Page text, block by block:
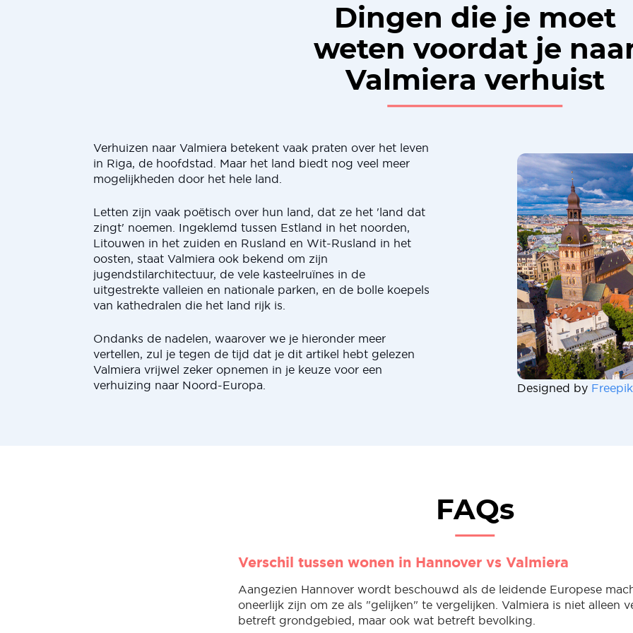
Dingen die je moet
weten voordat je
Valmiera verhuist
Verhuizen naar Valmiera betekent vaak praten over het leven
in Riga, de hoofdstad. Maar het land biedt nog veel meer
mogelijkheden door het hele land.
Letten zijn vaak poëtisch over hun land, dat ze het 'land dat
zingt' noemen. Ingeklemd tussen Estland in het noorden,
Litouwen in het zuiden en Rusland en Wit-Rusland in het
oosten, staat Valmiera ook bekend om zijn
jugendstilarchitectuur, de vele kasteelruïnes in de
uitgestrekte valleien en nationale parken, en de bolle koepels
van kathedralen die het land rijk is.
Ondanks de nadelen, waarover we je hieronder meer
vertellen, zul je tegen de tijd dat je dit artikel hebt gelezen
Valmiera vrijwel zeker opnemen in je keuze voor een
verhuizing naar Noord-Europa.
Designed by
FAQs
Verschil tussen wonen in Hannover vs Valmiera
Aangezien Hannover wordt beschouwd als de leidende Europese
oneerlijk zijn om ze als "gelijken" te vergelijken. Valmiera is niet alleen
betreft grondgebied, maar ook wat betreft bevolking.